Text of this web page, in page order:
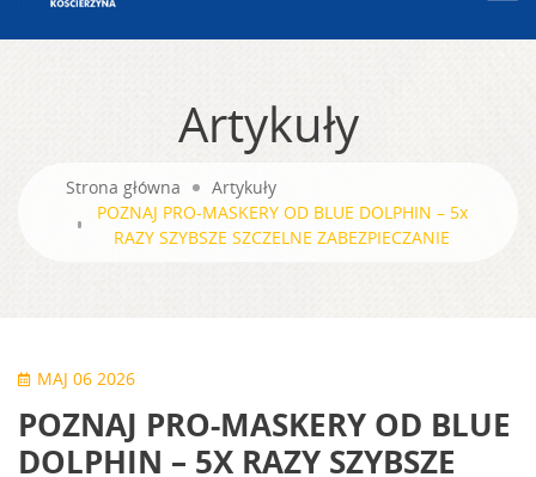
Artykuły
Strona główna
Artykuły
POZNAJ PRO-MASKERY OD BLUE DOLPHIN – 5x
RAZY SZYBSZE SZCZELNE ZABEZPIECZANIE
MAJ 06 2026
POZNAJ PRO-MASKERY OD BLUE
DOLPHIN – 5X RAZY SZYBSZE